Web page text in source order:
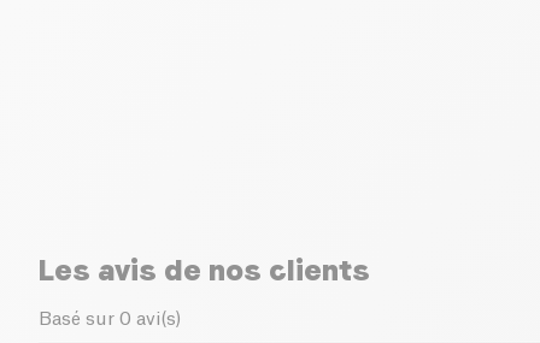
Les avis de nos clients
Basé sur 0 avi(s)